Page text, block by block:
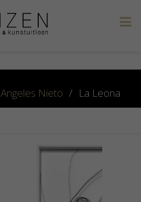
Angeles Nieto / La Leona